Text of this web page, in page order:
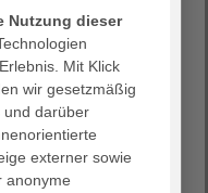
sollen die
und sterbenden
geben:
Nutzung dieser
Mit Klick
wir gesetzmäßig
und darüber
externer sowie
anonyme